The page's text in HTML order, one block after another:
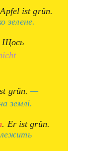
ist grün.
зелене.
Щось
grün. —
землі.
. Er ist grün.
лежить